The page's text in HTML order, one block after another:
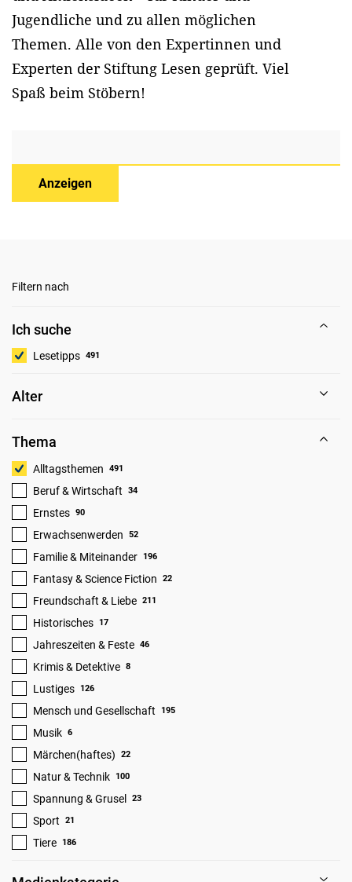
Jugendliche und zu allen möglichen
Themen. Alle von den Expertinnen und
Experten der Stiftung Lesen geprüft. Viel
Spaß beim Stöbern!
Anzeigen
Filtern nach
Ich suche
Lesetipps 491
Alter
Thema
Alltagsthemen 491
Beruf & Wirtschaft 34
Ernstes 90
Erwachsenwerden 52
Familie & Miteinander 196
Fantasy & Science Fiction 22
Freundschaft & Liebe 211
Historisches 17
Jahreszeiten & Feste 46
Krimis & Detektive 8
Lustiges 126
Mensch und Gesellschaft 195
Musik 6
Märchen(haftes) 22
Natur & Technik 100
Spannung & Grusel 23
Sport 21
Tiere 186